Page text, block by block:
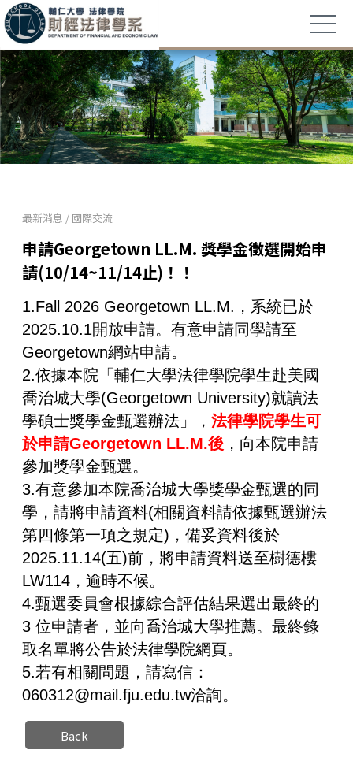
最新消息 / 國際交流
申請Georgetown LL.M. 獎學金徵選開始申
請(10/14~11/14止)！！
1.Fall 2026 Georgetown LL.M.，系統已於
2025.10.1開放申請。有意申請同學請至
Georgetown網站申請。
2.依據本院「輔仁大學法律學院學生赴美國
喬治城大學(Georgetown University)就讀法
學碩士獎學金甄選辦法」， 法律學院學生可
於申請Georgetown LL.M.後，向本院申請
參加獎學金甄選。
3.有意參加本院喬治城大學獎學金甄選的同
學，請將申請資料(相關資料請依據甄選辦法
第四條第一項之規定)，備妥資料後於
2025.11.14(五)前，將申請資料送至樹德樓
LW114，逾時不候。
4.甄選委員會根據綜合評估結果選出最終的
3 位申請者，並向喬治城大學推薦。最終錄
取名單將公告於法律學院網頁。
5.若有相關問題，請寫信：
060312@mail.fju.edu.tw洽詢。
Back